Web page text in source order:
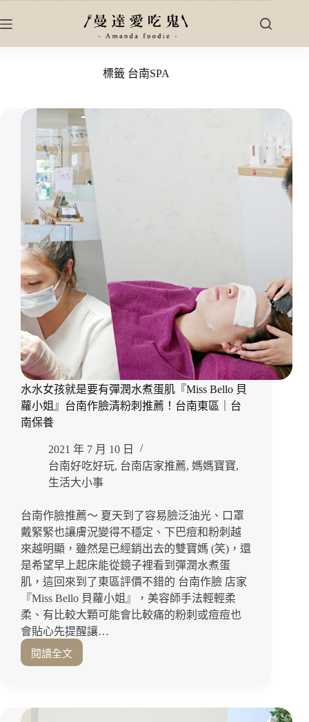
至
標籤台南SPA
水水女孩就是要有彈潤水煮蛋肌『Miss Bello 貝
蘿小姐』台南作臉清粉刺推薦！台南東區｜台
南保養
2021 年 7 月 10 日
台南好吃好玩, 台南店家推薦, 媽媽寶寶,
生活大小事
台南作臉推薦～ 夏天到了容易臉泛油光、口罩
戴緊緊也讓膚況變得不穩定、下巴痘和粉刺越
來越明顯，雖然是已經銷出去的雙寶媽 (笑)，還
是希望早上起床能從鏡子裡看到彈潤水煮蛋
肌，這回來到了東區評價不錯的 台南作臉 店家
『Miss Bello 貝蘿小姐』，美容師手法輕輕柔
柔、有比較大顆可能會比較痛的粉刺或痘痘也
會貼心先提醒讓…
閱讀全文
水